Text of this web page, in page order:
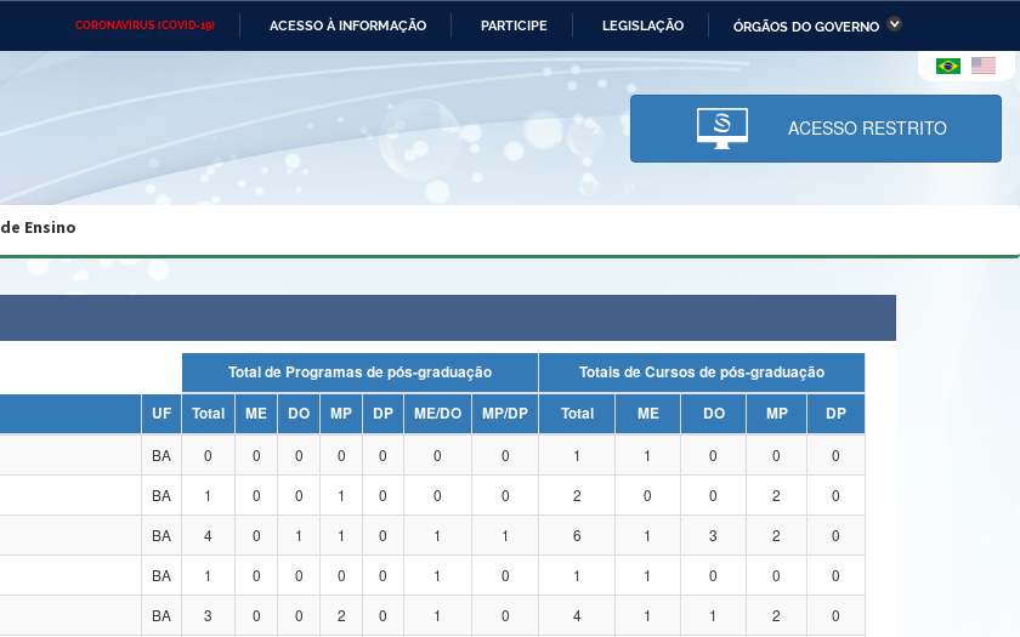
CORONAVÍRUS (COVID-19) ACESSO À INFORMAÇÃO PARTICIPE LEGISLAÇÃO ÓRGÃOS DO GOVERNO
Ministério das Relações Ministério da Economia Ministério da Infraestrutura
Ministério da Ciência,
Tecnologia, Inovações e
Comunicações
do Desenvolvimento
e dos Direitos Humanos
Geral da União Banco Central do Brasil Planalto
ACESSO RESTRITO
Ensino
Total de Programas de pós-graduação
Totais de Cursos de pós-graduação
UF Total ME DO MP DP ME/DO MP/DP Total ME DO MP
DP
BA 0 0 0 0 0 0 0 1 1 0 0
0
BA 1 0 0 1 0 0 0 2 0 0 2
0
BA 4 0 1 1 0 1 1 6 1 3 2
0
BA 1 0 0 0 0 1 0 1 1 0 0
0
BA 3 0 0 2 0 1 0 4 1 1 2
0